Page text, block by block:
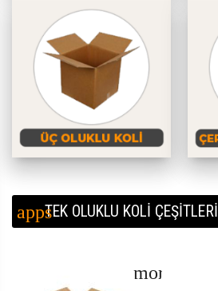
TEK OLUKLU KOLİ ÇEŞİTLERİ